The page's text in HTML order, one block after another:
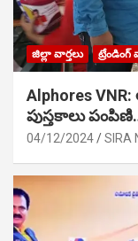
జిల్లా వార్తలు ట్రేండింగ్
Alphores
పుస్తకాలు
04/12/2024 SIRA